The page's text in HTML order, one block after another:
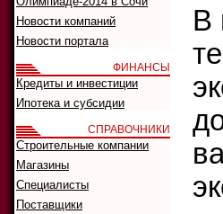
В
Новости компаний
Новости портала
ФИНАНСЫ
Кредиты и инвестиции
Ипотека и субсидии
СПРАВОЧНИКИ
Строительные компании
Магазины
Специалисты
Поставщики